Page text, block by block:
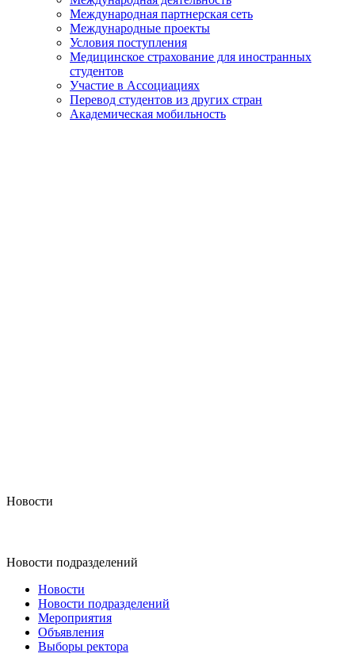
Международная партнерская сеть
Международные проекты
Условия поступления
Медицинское страхование для иностранных
студентов
Участие в Ассоциациях
Перевод студентов из других стран
Академическая мобильность
Новости
Новости подразделений
Новости
Новости подразделений
Мероприятия
Объявления
Выборы ректора